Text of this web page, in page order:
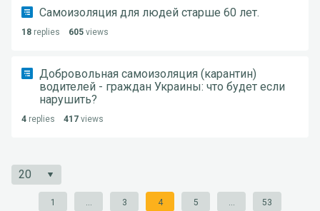
Самоизоляция для людей старше 60 лет.
18 replies 605 views
Добровольная самоизоляция (карантин)
водителей - граждан Украины: что будет если
нарушить?
4 replies 417 views
1 3 4 5 53